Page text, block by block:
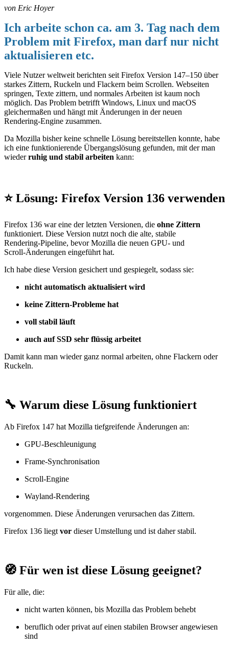
von Eric Hoyer
Ich arbeite schon ca. am 3. Tag nach dem
Problem mit Firefox, man darf nur nicht
aktualisieren etc.
Viele Nutzer weltweit berichten seit Firefox Version 147–150 über
starkes Zittern, Ruckeln und Flackern beim Scrollen. Webseiten
springen, Texte zittern, und normales Arbeiten ist kaum noch
möglich. Das Problem betrifft Windows, Linux und macOS
gleichermaßen und hängt mit Änderungen in der neuen
Rendering‑Engine zusammen.
Da Mozilla bisher keine schnelle Lösung bereitstellen konnte, habe
ich eine funktionierende Übergangslösung gefunden, mit der man
wieder ruhig und stabil arbeiten kann:
⭐Lösung: Firefox Version 136 verwenden
Firefox 136 war eine der letzten Versionen, die ohne Zittern
funktioniert. Diese Version nutzt noch die alte, stabile
Rendering‑Pipeline, bevor Mozilla die neuen GPU‑ und
Scroll‑Änderungen eingeführt hat.
Ich habe diese Version gesichert und gespiegelt, sodass sie:
nicht automatisch aktualisiert wird
keine Zittern‑Probleme hat
voll stabil läuft
auch auf SSD sehr flüssig arbeitet
Damit kann man wieder ganz normal arbeiten, ohne Flackern oder
Ruckeln.
🔧 Warum diese Lösung funktioniert
Ab Firefox 147 hat Mozilla tiefgreifende Änderungen an:
GPU‑Beschleunigung
Frame‑Synchronisation
Scroll‑Engine
Wayland‑Rendering
vorgenommen. Diese Änderungen verursachen das Zittern.
Firefox 136 liegt vor dieser Umstellung und ist daher stabil.
🧭 Für wen ist diese Lösung geeignet?
Für alle, die:
nicht warten können, bis Mozilla das Problem behebt
beruflich oder privat auf einen stabilen Browser angewiesen
sind